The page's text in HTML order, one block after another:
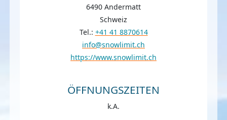
6490 Andermatt
Schweiz
Tel.: +41 41 8870614
info@snowlimit.ch
https://www.snowlimit.ch
ÖFFNUNGSZEITEN
k.A.